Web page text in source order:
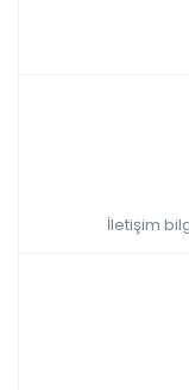
İletişim